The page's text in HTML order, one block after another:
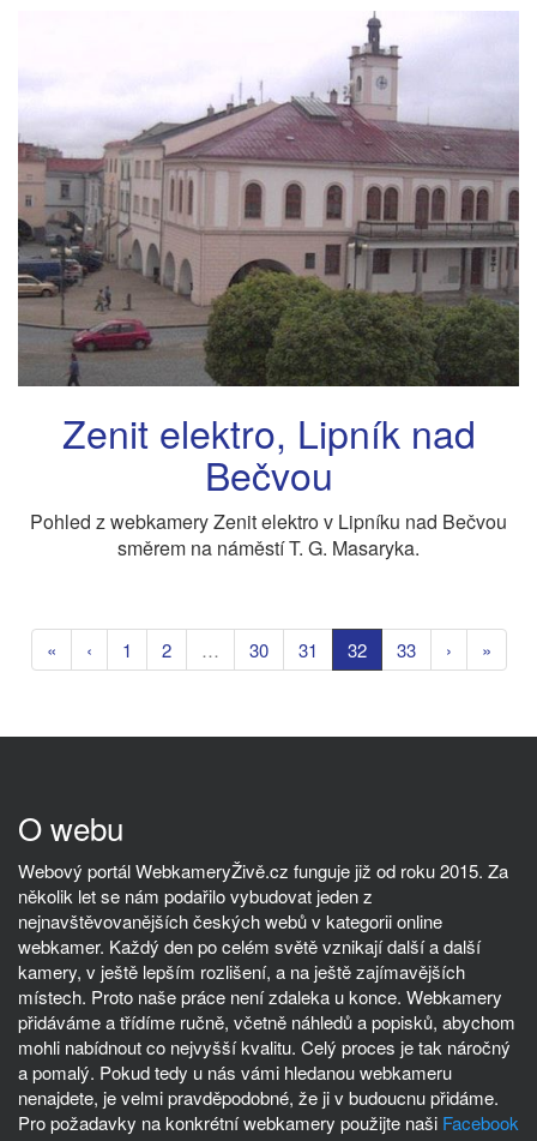
Zenit elektro, Lipník nad
Bečvou
Pohled z webkamery Zenit elektro v Lipníku nad Bečvou
směrem na náměstí T. G. Masaryka.
« ‹ 1 2 … 30 31 32 33 › »
O webu
Webový portál WebkameryŽivě.cz funguje již od roku 2015. Za
několik let se nám podařilo vybudovat jeden z
nejnavštěvovanějších českých webů v kategorii online
webkamer. Každý den po celém světě vznikají další a další
kamery, v ještě lepším rozlišení, a na ještě zajímavějších
místech. Proto naše práce není zdaleka u konce. Webkamery
přidáváme a třídíme ručně, včetně náhledů a popisků, abychom
mohli nabídnout co nejvyšší kvalitu. Celý proces je tak náročný
a pomalý. Pokud tedy u nás vámi hledanou webkameru
nenajdete, je velmi pravděpodobné, že ji v budoucnu přidáme.
Pro požadavky na konkrétní webkamery použijte naši Facebook